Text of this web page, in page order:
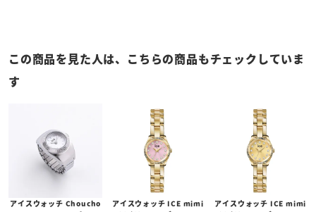
この商品を見た人は、こちらの商品もチェックしていま
す
アイスウォッチ Choucho
アイスウォッチ ICE mimi
アイスウォッチ ICE mimi